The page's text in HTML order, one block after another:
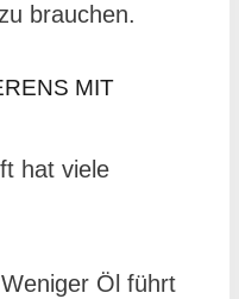
brauchen.
MIT
hat viele
Öl führt